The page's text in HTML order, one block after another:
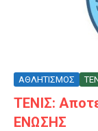
ΑΘΛΗΤΙΣΜΟΣ
ΤΕΝΙΣ:
ΕΝΩΣΗΣ